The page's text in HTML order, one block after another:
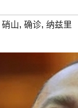
硝山, 确诊, 纳兹里